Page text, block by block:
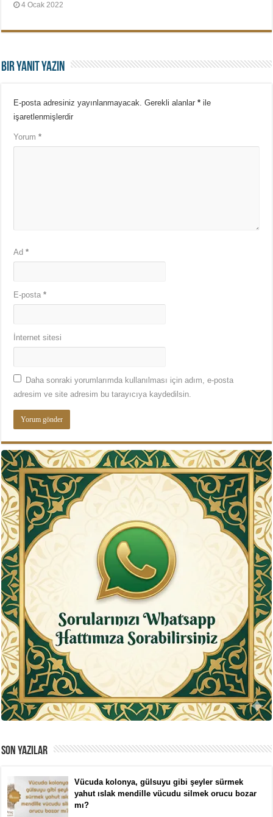
4 Ocak 2022
Bir yanıt yazın
E-posta adresiniz yayınlanmayacak. Gerekli alanlar* ile
işaretlenmişlerdir
Yorum*
Ad*
E-posta*
İnternet sitesi
Daha sonraki yorumlarımda kullanılması için adım, e-posta
adresim ve site adresim bu tarayıcıya kaydedilsin.
SON YAZILAR
Vücuda kolonya, gülsuyu gibi şeyler sürmek
yahut ıslak mendille vücudu silmek orucu bozar
mı?